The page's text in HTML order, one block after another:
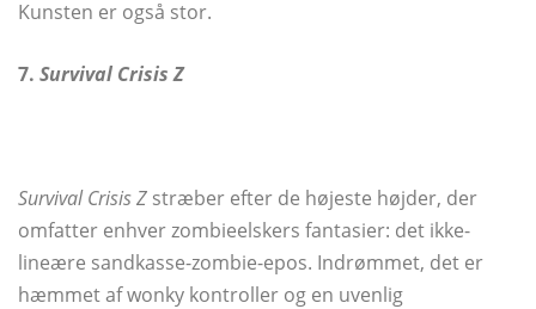
Kunsten er også stor.
7. Survival Crisis Z
Survival Crisis Z stræber efter de højeste højder, der
omfatter enhver zombieelskers fantasier: det ikke-
lineære sandkasse-zombie-epos. Indrømmet, det er
hæmmet af wonky kontroller og en uvenlig